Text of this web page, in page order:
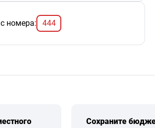
номера: 444
Сохраните